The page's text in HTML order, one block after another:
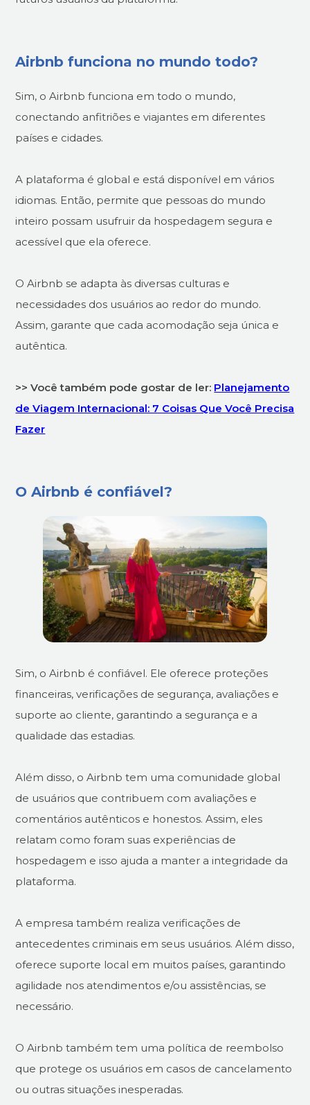
Airbnb funciona no mundo todo?
Sim, o Airbnb funciona em todo o mundo,
conectando anfitriões e viajantes em diferentes
países e cidades.
A plataforma é global e está disponível em vários
idiomas. Então, permite que pessoas do mundo
inteiro possam usufruir da hospedagem segura e
acessível que ela oferece.
O Airbnb se adapta às diversas culturas e
necessidades dos usuários ao redor do mundo.
Assim, garante que cada acomodação seja única e
autêntica.
>> Você também pode gostar de ler: Planejamento
de Viagem Internacional: 7 Coisas Que Você Precisa
Fazer
O Airbnb é confiável?
Sim, o Airbnb é confiável. Ele oferece proteções
financeiras, verificações de segurança, avaliações e
suporte ao cliente, garantindo a segurança e a
qualidade das estadias.
Além disso, o Airbnb tem uma comunidade global
de usuários que contribuem com avaliações e
comentários autênticos e honestos. Assim, eles
relatam como foram suas experiências de
hospedagem e isso ajuda a manter a integridade da
plataforma.
A empresa também realiza verificações de
antecedentes criminais em seus usuários. Além disso,
oferece suporte local em muitos países, garantindo
agilidade nos atendimentos e/ou assistências, se
necessário.
O Airbnb também tem uma política de reembolso
que protege os usuários em casos de cancelamento
ou outras situações inesperadas.